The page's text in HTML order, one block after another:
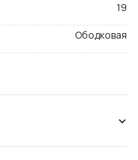
19
Ободковая